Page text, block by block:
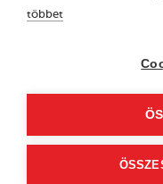
többetXV. Kecskeméti
2021.
15.
Ferenc u. 21.
+36 76 481 788